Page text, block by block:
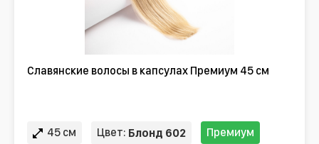
Славянские волосы в капсулах Премиум 45 см
45 см Цвет: Блонд 602 Премиум